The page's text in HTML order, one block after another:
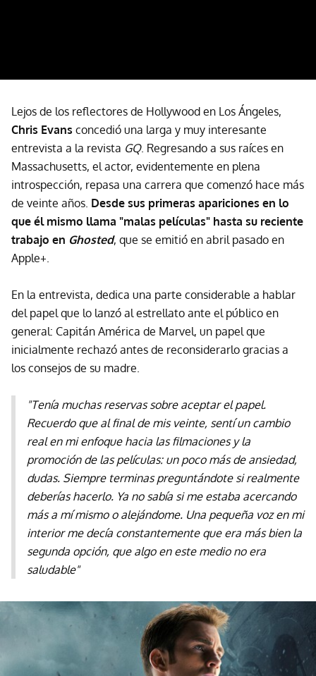
Lejos de los reflectores de Hollywood en Los Ángeles,
Chris Evans concedió una larga y muy interesante
entrevista a la revista GQ. Regresando a sus raíces en
Massachusetts, el actor, evidentemente en plena
introspección, repasa una carrera que comenzó hace más
de veinte años. Desde sus primeras apariciones en lo
que él mismo llama "malas películas" hasta su reciente
trabajo en Ghosted, que se emitió en abril pasado en
Apple+.
En la entrevista, dedica una parte considerable a hablar
del papel que lo lanzó al estrellato ante el público en
general: Capitán América de Marvel, un papel que
inicialmente rechazó antes de reconsiderarlo gracias a
los consejos de su madre.
"Tenía muchas reservas sobre aceptar el papel.
Recuerdo que al final de mis veinte, sentí un cambio
real en mi enfoque hacia las filmaciones y la
promoción de las películas: un poco más de ansiedad,
dudas. Siempre terminas preguntándote si realmente
deberías hacerlo. Ya no sabía si me estaba acercando
más a mí mismo o alejándome. Una pequeña voz en mi
interior me decía constantemente que era más bien la
segunda opción, que algo en este medio no era
saludable"